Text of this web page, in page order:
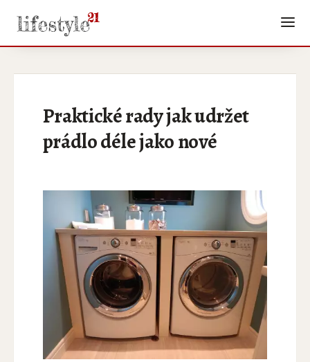
Praktické rady jak udržet
prádlo déle jako nové